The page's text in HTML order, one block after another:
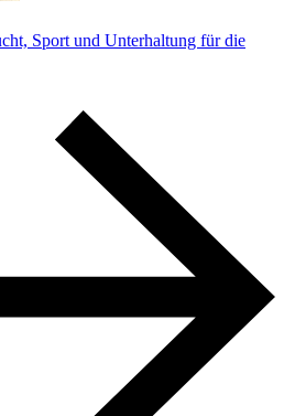
Sport und Unterhaltung für die